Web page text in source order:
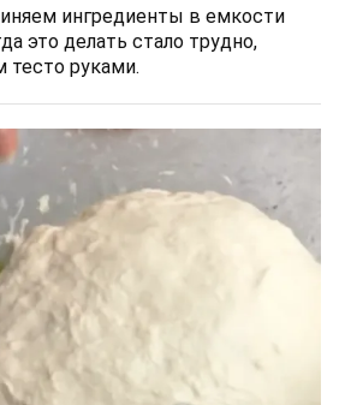
ингредиенты в емкости
это делать стало трудно,
руками.